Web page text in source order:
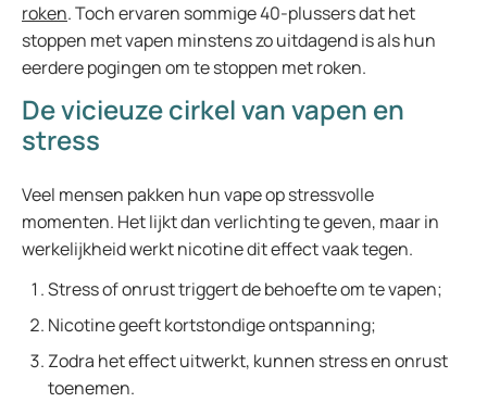
roken. Toch ervaren sommige 40-plussers dat het
stoppen met vapen minstens zo uitdagend is als hun
eerdere pogingen om te stoppen met roken.
De vicieuze cirkel van vapen en
stress
Veel mensen pakken hun vape op stressvolle
momenten. Het lijkt dan verlichting te geven, maar in
werkelijkheid werkt nicotine dit effect vaak tegen.
Stress of onrust triggert de behoefte om te vapen;
Nicotine geeft kortstondige ontspanning;
Zodra het effect uitwerkt, kunnen stress en onrust
toenemen.